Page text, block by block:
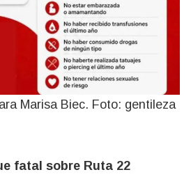
Marisa Biec. Foto: gentileza
fatal sobre Ruta 22